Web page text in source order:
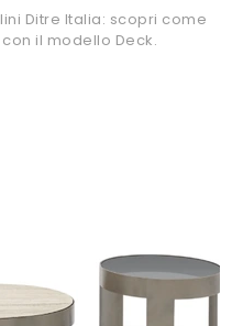
Ditre Italia: scopri come
il modello Deck.